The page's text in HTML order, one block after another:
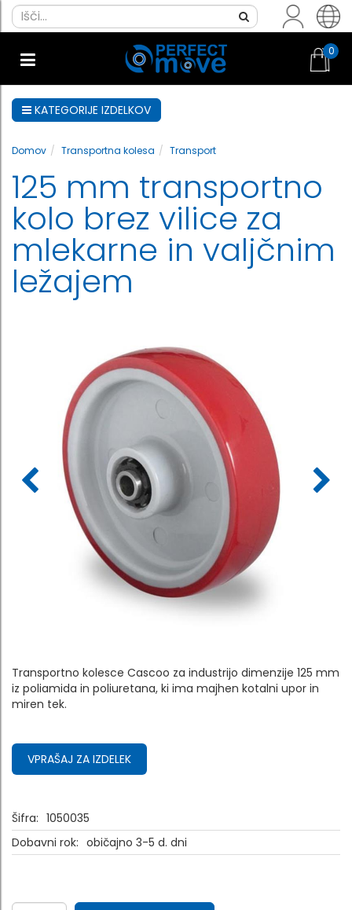
0
KATEGORIJE IZDELKOV
Domov Transportna kolesa Transport
125 mm transportno
kolo brez vilice za
mlekarne in valjčnim
ležajem
Transportno kolesce Cascoo za industrijo dimenzije 125 mm
iz poliamida in poliuretana, ki ima majhen kotalni upor in
miren tek.
VPRAŠAJ ZA IZDELEK
Šifra: 1050035
Dobavni rok: običajno 3-5 d. dni